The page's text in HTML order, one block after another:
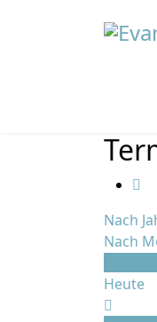
Nach
Nach
Heute